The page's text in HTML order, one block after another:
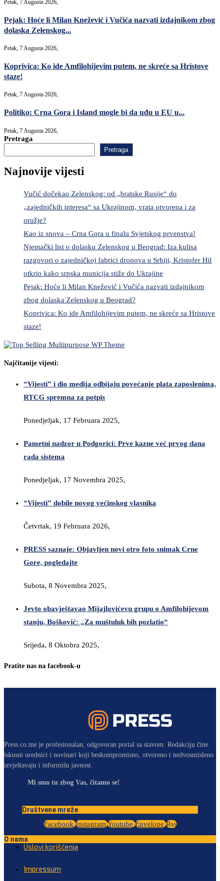
Petak, 7 Augusta 2026,
Pejak: Hoće li Milan Knežević i Vučića nazvati izdajnikom zbog
dolaska Zelenskog...
Petak, 7 Augusta 2026,
Koprivica: Ko ide Amfilohijevim putem, ne skreće sa Hristove
staze!
Petak, 7 Augusta 2026,
Politiko: Crna Gora i Island mogle bi da uđu u EU u...
Petak, 7 Augusta 2026,
Pretraga
Pretraga
Najnovije vijesti
Vučić dočekao Zelenskog: od „bratske Rusije“ do
„zajedničkih interesa“ sa Ukrajinom, vrata otvorena i za
oružje?
Kao iz snova – Crna Gora u finalu Svjetskog prvenstva!
Njemački list o dolasku Zelenskog u Beograd: Iza kulisa
razgovori o zajedničkoj fabrici dronova u Srbiji, Kristofer Hil
otkrio kako srpska municija stiže do Ukrajine
Pejak: Hoće li Milan Knežević i Vučića nazvati izdajnikom
zbog dolaska Zelenskog u Beograd?
Koprivica: Ko ide Amfilohijevim putem, ne skreće sa Hristove
staze!
Najčitanije vijesti:
“Vijesti” i dio medija odbijaju povećanje plata zaposlenima,
RTCG spremna za potpis
Ponedjeljak, 17 Februara 2025,
Pametni nadzor u Podgorici: Prve kazne već prvog dana
rada sistema
Ponedjeljak, 17 Novembra 2025,
“Vijesti” dobile novog većinskog vlasnika
Četvrtak, 19 Februara 2026,
PRESS saznaje: Objavljen novi otro foto snimak Crne
Gore, pogledajte
Subota, 8 Novembra 2025,
Jevto obavještavao Mijajlovićevu grupu o Amfilohijevom
stanju, Bošković: „Za muštuluk bih pozlatio“
Srijeda, 8 Oktobra 2025,
Pratite nas na facebook-u
Press.co.me je profesionalan, odgovoran portal sa stavom. Redakciju čine
iskusni urednici i novinari koji beskompromisno, otvoreno i nedvosmisleno
izvještavaju i informišu javnost.
Mi smo tu zbog Vas, čitamo se!
Društvene mreže
Facebook Instagram Youtube Envelope Rss
O nama
Uslovi korišćenja
Impressum